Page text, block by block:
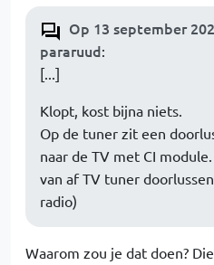
Op 13 september
pararuud:
[...]
Klopt, kost bijna niets.
Op de tuner zit een
naar de TV met CI
van af TV tuner
radio)
Waarom zou je dat doen?